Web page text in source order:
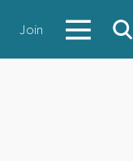
Join